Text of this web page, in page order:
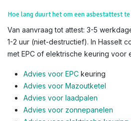
Hoe lang duurt het om een asbestattest
Van aanvraag tot attest: 3-5
1-2 uur (niet-destructief). In Hasselt
met EPC of elektrische keuring voor
Advies voor EPC keuring
Advies voor Mazoutketel
Advies voor laadpalen
Advies voor zonnepanelen